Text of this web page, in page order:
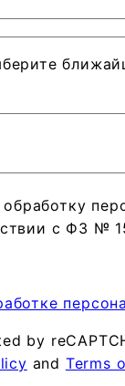
с ФЗ №
by
and Terms